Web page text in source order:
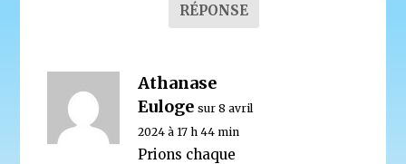
RÉPONSE
Athanase
Euloge sur 8 avril
2024 à 17 h 44 min
Prions chaque